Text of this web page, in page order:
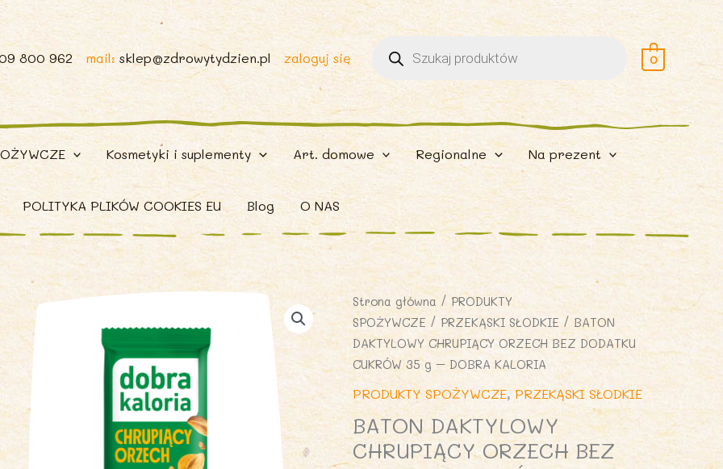
800 962 mail: sklep@zdrowytydzien.pl zaloguj się
Wyszukiwarka
produktów 0
Kosmetyki i suplementy Art. domowe Regionalne Na prezent
POLITYKA PLIKÓW COOKIES EU Blog O NAS
Strona główna / PRODUKTY
SPOŻYWCZE / PRZEKĄSKI SŁODKIE / BATON
DAKTYLOWY CHRUPIĄCY ORZECH BEZ DODATKU
CUKRÓW 35 g – DOBRA KALORIA
PRODUKTY SPOŻYWCZE, PRZEKĄSKI SŁODKIE
BATON DAKTYLOWY
CHRUPIĄCY ORZECH BEZ